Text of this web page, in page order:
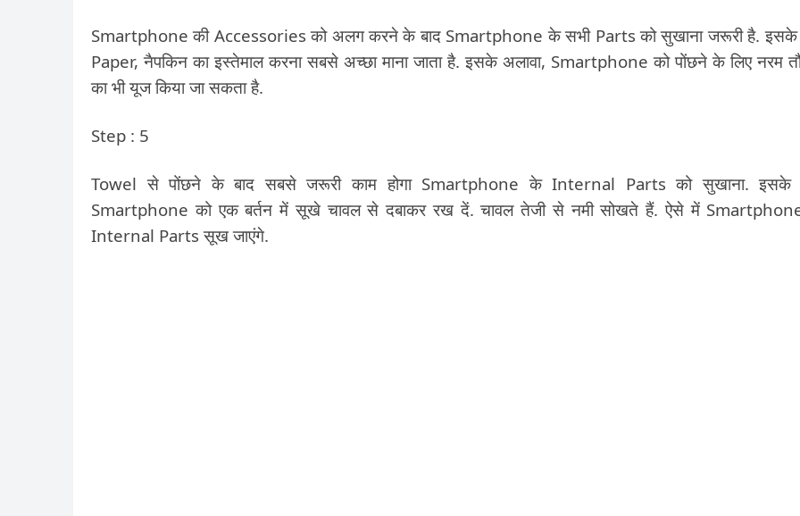
Smartphone की Accessories को अलग करने के बाद Smartphone के सभी Parts को सुखाना जरूरी है. इसके
Paper, नैपकिन का इस्तेमाल करना सबसे अच्छा माना जाता है. इसके अलावा, Smartphone को पोंछने के लिए नरम
का भी यूज किया जा सकता है.
Step : 5
Towel से पोंछने के बाद सबसे जरूरी काम होगा Smartphone के Internal Parts को सुखाना. इसके
Smartphone को एक बर्तन में सूखे चावल से दबाकर रख दें. चावल तेजी से नमी सोखते हैं. ऐसे में
Internal Parts सूख जाएंगे.